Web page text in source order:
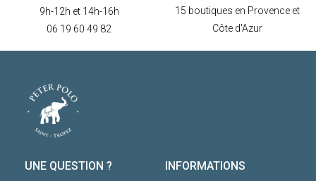
9h-12h et 14h-16h
06 19 60 49 82
15 boutiques en Provence et
Côte d'Azur
UNE QUESTION ? INFORMATIONS